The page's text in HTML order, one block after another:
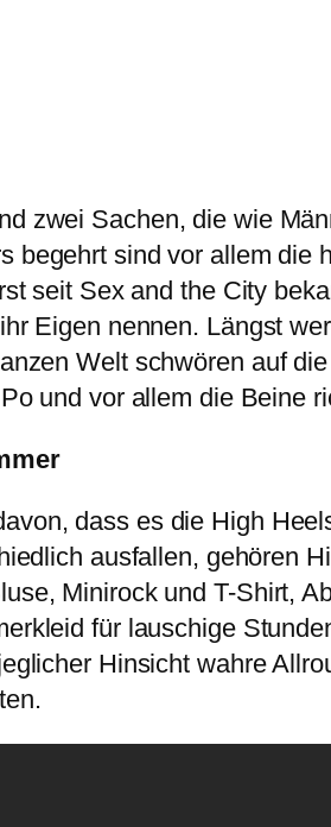
zwei Sachen, die wie
begehrt sind vor allem
seit Sex and the City
Eigen nennen. Längst
Welt schwören auf
und vor allem die Beine
dass es die High
ausfallen, gehören
Minirock und T-Shirt,
für lauschige
Hinsicht wahre